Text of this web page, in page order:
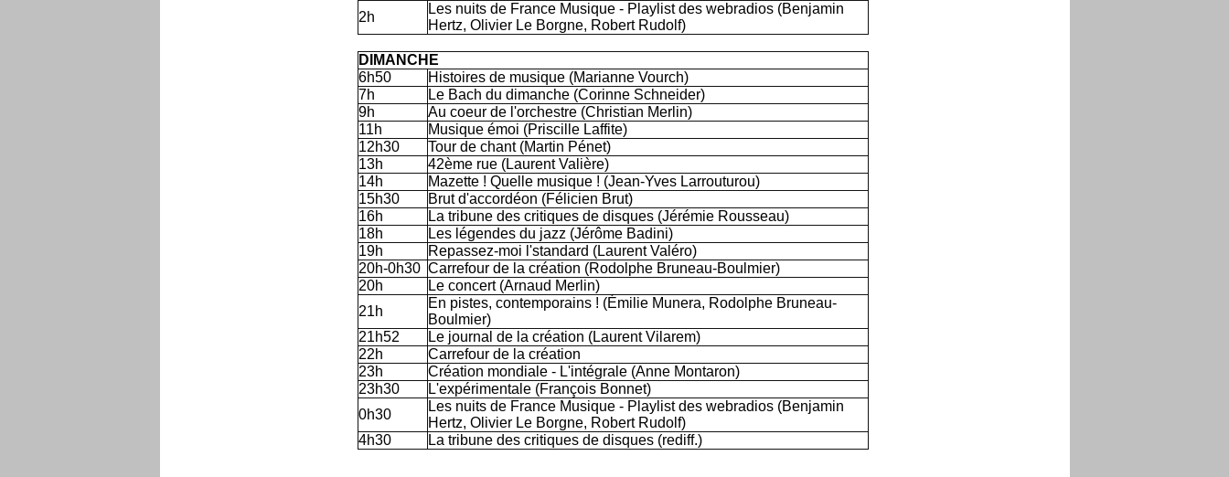
2h
Les nuits de France Musique - Playlist des webradios (Benjamin
Hertz, Olivier Le Borgne, Robert Rudolf)
DIMANCHE
6h50
Histoires de musique (Marianne Vourch)
7h
Le Bach du dimanche (Corinne Schneider)
9h
Au coeur de l'orchestre (Christian Merlin)
11h
Musique émoi (Priscille Laffite)
12h30
Tour de chant (Martin Pénet)
13h
42ème rue (Laurent Valière)
14h
Mazette ! Quelle musique ! (Jean-Yves Larrouturou)
15h30
Brut d'accordéon (Félicien Brut)
16h
La tribune des critiques de disques (Jérémie Rousseau)
18h
Les légendes du jazz (Jérôme Badini)
19h
Repassez-moi l'standard (Laurent Valéro)
20h-0h30 Carrefour de la création (Rodolphe Bruneau-Boulmier)
20h
Le concert (Arnaud Merlin)
21h
En pistes, contemporains ! (Émilie Munera, Rodolphe Bruneau-
Boulmier)
21h52
Le journal de la création (Laurent Vilarem)
22h
Carrefour de la création
23h
Création mondiale - L'intégrale (Anne Montaron)
23h30
L'expérimentale (François Bonnet)
0h30
Les nuits de France Musique - Playlist des webradios (Benjamin
Hertz, Olivier Le Borgne, Robert Rudolf)
4h30
La tribune des critiques de disques (rediff.)